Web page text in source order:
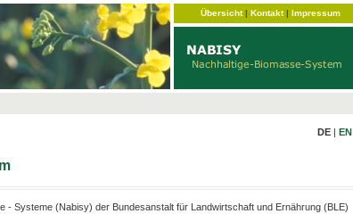
Übersicht| Kontakt| Impressum
DE |EN
- Systeme (Nabisy) der Bundesanstalt für Landwirtschaft und Ernährung (BLE)